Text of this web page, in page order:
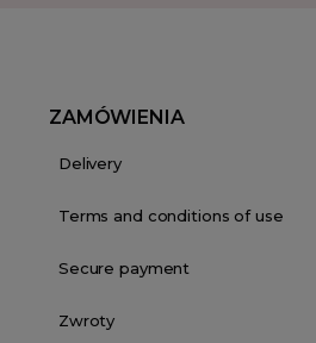
ZAMÓWIENIA
Delivery
Terms and conditions of use
Secure payment
Zwroty